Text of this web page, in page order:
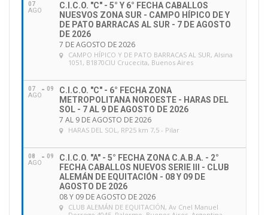
07
AGO
C.I.C.O. "C" - 5° Y 6° FECHA CABALLOS
NUESVOS ZONA SUR - CAMPO HÍPICO DE Y
DE PATO BARRACAS AL SUR - 7 DE AGOSTO
DE 2026
7 DE AGOSTO DE 2026
CAMPO HÍPICO Y DE PATO BARRACAS AL SUR, Alsina
1051, B1870CIU Crucecita, Buenos Aires
07
AGO
09
C.I.C.O. "C" - 6° FECHA ZONA
METROPOLITANA NOROESTE - HARAS DEL
SOL - 7 AL 9 DE AGOSTO DE 2026
7 AL 9 DE AGOSTO DE 2026
HARAS DEL SOL, RP25 km 7,5 - Pilar
08
AGO
09
C.I.C.O. "A" - 5° FECHA ZONA C.A.B.A. - 2°
FECHA CABALLOS NUEVOS SERIE III - CLUB
ALEMÁN DE EQUITACIÓN - 08 Y 09 DE
AGOSTO DE 2026
08 Y 09 DE AGOSTO DE 2026
CLUB ALEMÁN DE EQUITACIÓN, Av Cnel Manuel